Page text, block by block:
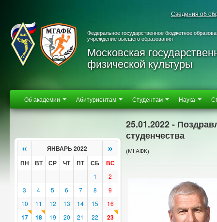
Сведения об
Федеральное государственное бюджетное
учреждение высшего образования
Московская
физической культуры
Об академии Абитуриентам Студентам Наука
« ЯНВАРЬ 2022 »
ПН ВТ СР ЧТ ПТ СБ ВС
1
2
3
4 5 6 7 8
9
10
11 12 13 14 15 16
17 18 19 20 21 22
23
25.01.2022 -
студенчества
(МГАФК)